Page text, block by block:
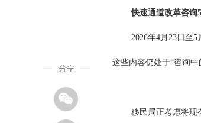
快速通道改革咨询
2026年4月23日至
这些内容仍处于“咨询中
移民局正考虑将